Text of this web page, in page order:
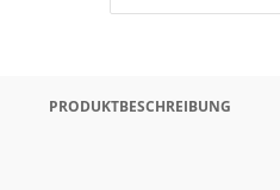
PRODUKTBESCHREIBUNG